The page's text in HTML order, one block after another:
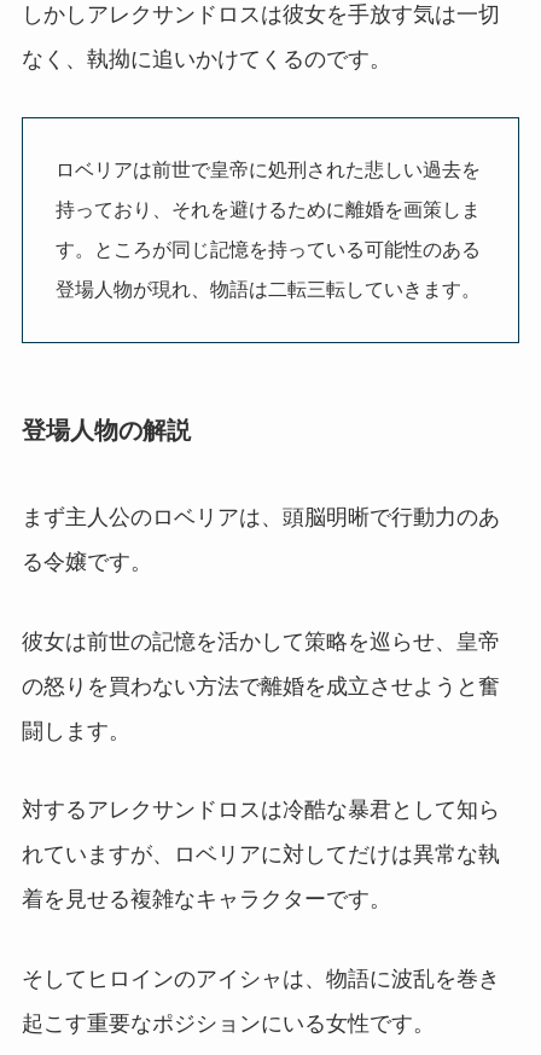
しかしアレクサンドロスは彼女を手放す気は一切
なく、執拗に追いかけてくるのです。
ロベリアは前世で皇帝に処刑された悲しい過去を
持っており、それを避けるために離婚を画策しま
す。ところが同じ記憶を持っている可能性のある
登場人物が現れ、物語は二転三転していきます。
登場人物の解説
まず主人公のロベリアは、頭脳明晰で行動力のあ
る令嬢です。
彼女は前世の記憶を活かして策略を巡らせ、皇帝
の怒りを買わない方法で離婚を成立させようと奮
闘します。
対するアレクサンドロスは冷酷な暴君として知ら
れていますが、ロベリアに対してだけは異常な執
着を見せる複雑なキャラクターです。
そしてヒロインのアイシャは、物語に波乱を巻き
起こす重要なポジションにいる女性です。